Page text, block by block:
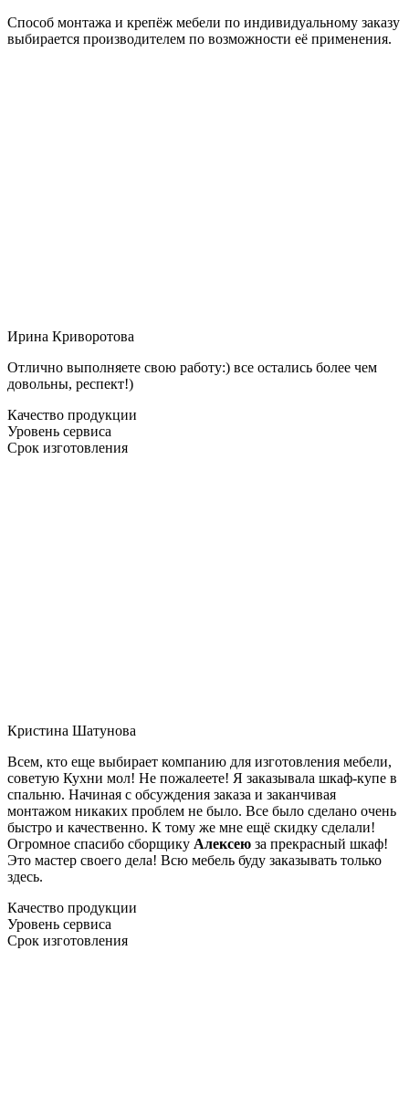
Способ монтажа и крепёж мебели по индивидуальному заказу
выбирается производителем по возможности её применения.
Ирина Криворотова
Отлично выполняете свою работу:) все остались более чем
довольны, респект!)
Качество продукции
Уровень сервиса
Срок изготовления
Кристина Шатунова
Всем, кто еще выбирает компанию для изготовления мебели,
советую Кухни мол! Не пожалеете! Я заказывала шкаф-купе в
спальню. Начиная с обсуждения заказа и заканчивая
монтажом никаких проблем не было. Все было сделано очень
быстро и качественно. К тому же мне ещё скидку сделали!
Огромное спасибо сборщику Алексею за прекрасный шкаф!
Это мастер своего дела! Всю мебель буду заказывать только
здесь.
Качество продукции
Уровень сервиса
Срок изготовления